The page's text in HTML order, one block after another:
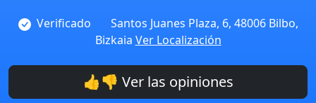
Verificado
Santos Juanes Plaza, 6, 48006 Bilbo,
Bizkaia Ver Localización
👍👎 Ver las opiniones